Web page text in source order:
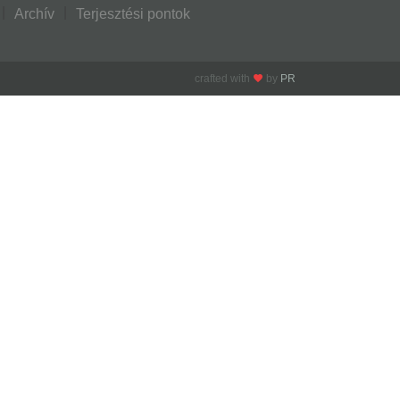
Archív Terjesztési pontok
crafted with by PR